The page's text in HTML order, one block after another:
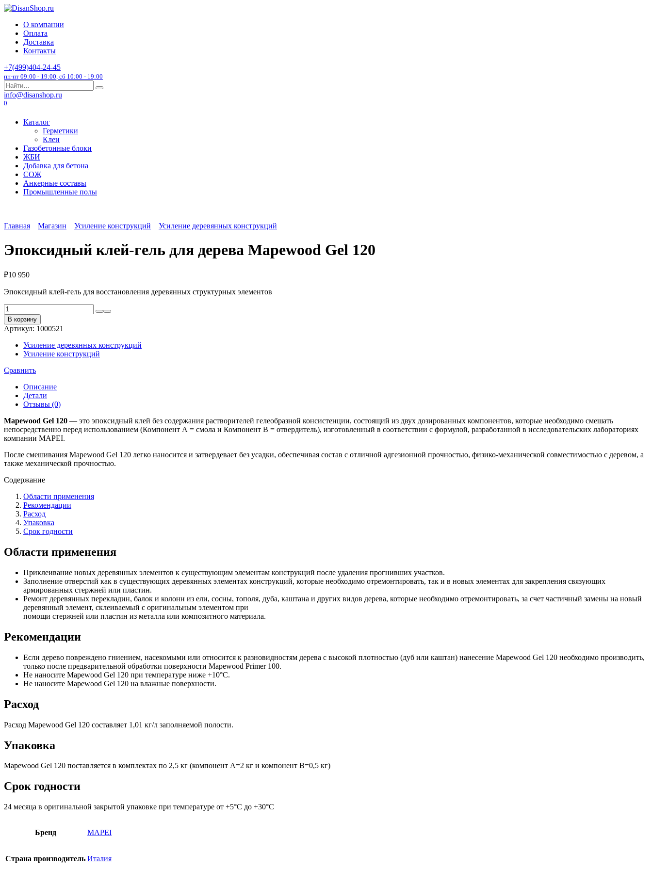
Перейти
содержанию
О компании
Оплата
Доставка
Контакты
+7(499)404-24-45
пн-пт 09:00 - 19:00, сб 10:00 - 19:00
Search
for:
info@disanshop.ru
0
Каталог
Герметики
Клеи
Газобетонные блоки
ЖБИ
Добавка для бетона
СОЖ
Анкерные составы
Промышленные полы
Главная Магазин Усиление конструкций Усиление деревянных конструкций
Эпоксидный клей-гель для дерева Mapewood Gel 120
₽10 950
Эпоксидный клей-гель для восстановления деревянных структурных элементов
Количество
товара
Эпоксидный
клей-
гель
дерева
Mapewood
В корзину
Артикул: 1000521
Усиление деревянных конструкций
Усиление конструкций
Сравнить
Описание
Детали
Отзывы (0)
Mapewood Gel 120 — это эпоксидный клей без содержания растворителей гелеобразной консистенции, состоящий из двух дозированных компонентов, которые необходимо смешать
непосредственно перед использованием (Компонент А = смола и Компонент В = отвердитель), изготовленный в соответствии с формулой, разработанной в исследовательских лабораториях
компании MAPEI.
После смешивания Mapewood Gel 120 легко наносится и затвердевает без усадки, обеспечивая состав с отличной адгезионной прочностью, физико-механической совместимостью с деревом, а
также механической прочностью.
Содержание
Области применения
Рекомендации
Расход
Упаковка
Срок годности
Области применения
Приклеивание новых деревянных элементов к существующим элементам конструкций после удаления прогнивших участков.
Заполнение отверстий как в существующих деревянных элементах конструкций, которые необходимо отремонтировать, так и в новых элементах для закрепления связующих
армированных стержней или пластин.
Ремонт деревянных перекладин, балок и колонн из ели, сосны, тополя, дуба, каштана и других видов дерева, которые необходимо отремонтировать, за счет частичный замены на новый
деревянный элемент, склеиваемый с оригинальным элементом при
помощи стержней или пластин из металла или композитного материала.
Рекомендации
Если дерево повреждено гниением, насекомыми или относится к разновидностям дерева с высокой плотностью (дуб или каштан) нанесение Mapewood Gel 120 необходимо производить,
только после предварительной обработки поверхности Mapewood Primer 100.
Не наносите Mapewood Gel 120 при температуре ниже +10°С.
Не наносите Mapewood Gel 120 на влажные поверхности.
Расход
Расход Mapewood Gel 120 составляет 1,01 кг/л заполняемой полости.
Упаковка
Mapewood Gel 120 поставляется в комплектах по 2,5 кг (компонент А=2 кг и компонент B=0,5 кг)
Срок годности
24 месяца в оригинальной закрытой упаковке при температуре от +5°С до +30°С
Бренд MAPEI
Страна производитель Италия